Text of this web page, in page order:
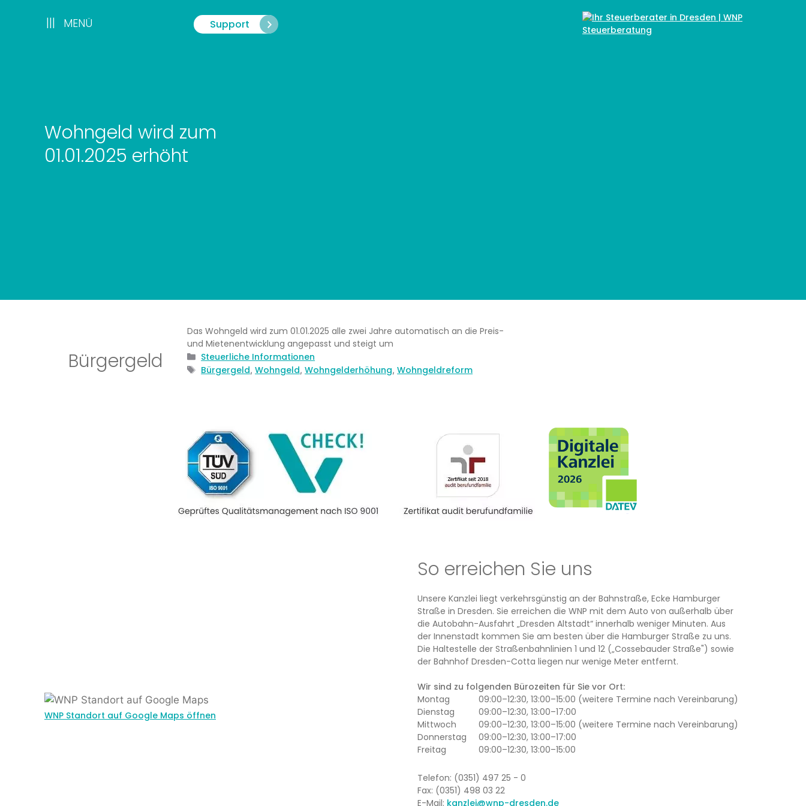
Support
||| MENÜ
|||
Wohngeld wird zum
01.01.2025 erhöht
Bürgergeld
Das Wohngeld wird zum 01.01.2025 alle zwei Jahre automatisch an die Preis-
und Mietenentwicklung angepasst und steigt um
Kategorien
Steuerliche Informationen
Schlagwörter
Bürgergeld,Wohngeld,Wohngelderhöhung,Wohngeldreform
WNP Standort auf Google Maps öffnen
So erreichen Sie uns
Unsere Kanzlei liegt verkehrsgünstig an der Bahnstraße, Ecke Hamburger
Straße in Dresden. Sie erreichen die WNP mit dem Auto von außerhalb über
die Autobahn-Ausfahrt „Dresden Altstadt“ innerhalb weniger Minuten. Aus
der Innenstadt kommen Sie am besten über die Hamburger Straße zu uns.
Die Haltestelle der Straßenbahnlinien 1 und 12 („Cossebauder Straße") sowie
der Bahnhof Dresden-Cotta liegen nur wenige Meter entfernt.
Wir sind zu folgenden Bürozeiten für Sie vor Ort:
Montag
09:00–12:30, 13:00–15:00 (weitere Termine nach Vereinbarung)
Dienstag
09:00–12:30, 13:00–17:00
Mittwoch
09:00–12:30, 13:00–15:00 (weitere Termine nach Vereinbarung)
Donnerstag
09:00–12:30, 13:00–17:00
Freitag
09:00–12:30, 13:00–15:00
Telefon: (0351) 497 25 - 0
Fax: (0351) 498 03 22
E-Mail: kanzlei@wnp-dresden.de